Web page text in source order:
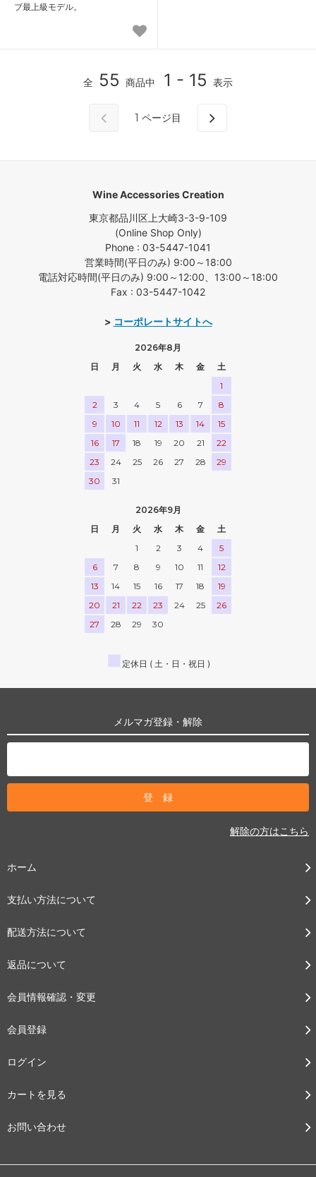
ブ最上級モデル。
全 55 商品中 1 - 15 表示
1 ページ目
Wine Accessories Creation
東京都品川区上大崎3-3-9-109
(Online Shop Only)
Phone : 03-5447-1041
営業時間(平日のみ) 9:00～18:00
電話対応時間(平日のみ) 9:00～12:00、13:00～18:00
Fax : 03-5447-1042
> コーポレートサイトへ
2026年8月
日
月 火 水 木 金
土
1
2
3 4 5 6 7
8
9
10 11 12 13 14
15
16
17 18 19 20 21
22
23
24 25 26 27 28
29
30
31
2026年9月
日
月 火 水 木 金
土
1
2 3 4
5
6
7 8 9 10 11
12
13
14 15 16 17 18
19
20
21 22 23 24 25
26
27
28 29 30
■ 定休日 ( 土・日・祝日 )
メルマガ登録・解除
解除の方はこちら
ホーム
支払い方法について
配送方法について
返品について
会員情報確認・変更
会員登録
ログイン
カートを見る
お問い合わせ